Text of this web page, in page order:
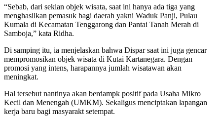
“Sebab, dari sekian objek wisata, saat ini hanya ada tiga yang
menghasilkan pemasuk bagi daerah yakni Waduk Panji, Pulau
Kumala di Kecamatan Tenggarong dan Pantai Tanah Merah di
Samboja,” kata Ridha.
Di samping itu, ia menjelaskan bahwa Dispar saat ini juga gencar
mempromosikan objek wisata di Kutai Kartanegara. Dengan
promosi yang intens, harapannya jumlah wisatawan akan
meningkat.
Hal tersebut nantinya akan berdampk positif pada Usaha Mikro
Kecil dan Menengah (UMKM). Sekaligus menciptakan lapangan
kerja baru bagi masyarakt setempat.